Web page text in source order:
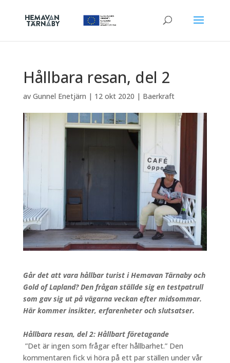
Hållbara resan, del 2
av Gunnel Enetjärn | 12 okt 2020 | Baerkraft
Går det att vara hållbar turist i Hemavan Tärnaby och
Gold of Lapland? Den frågan ställde sig en testpatrull
som gav sig ut på vägarna veckan efter midsommar.
Här kommer insikter, erfarenheter och slutsatser.
Hållbara resan, del 2: Hållbart företagande
”Det är ingen som frågar efter hållbarhet.” Den
kommentaren fick vi höra på ett par ställen under vår